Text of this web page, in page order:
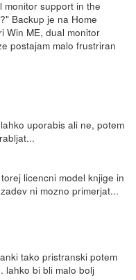
support in the
Backup je na Home
Win ME, dual monitor
postajam malo frustriran
uporabis ali ne, potem
licencni model knjige in
ni mozno primerjat...
tako pristranski potem
lahko bi bli malo bolj